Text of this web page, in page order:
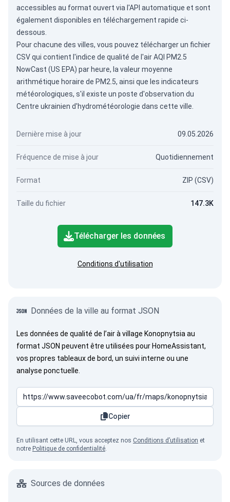
accessibles au format ouvert via l'API automatique et sont
également disponibles en téléchargement rapide ci-
dessous.
Pour chacune des villes, vous pouvez télécharger un fichier
CSV qui contient l'indice de qualité de l'air AQI PM2.5
NowCast (US EPA) par heure, la valeur moyenne
arithmétique horaire de PM2.5, ainsi que les indicateurs
météorologiques, s'il existe un poste d'observation du
Centre ukrainien d'hydrométéorologie dans cette ville.
Dernière mise à jour 09.05.2026
Fréquence de mise à jour Quotidiennement
Format ZIP (CSV)
Taille du fichier 147.3K
Télécharger les données
Conditions d'utilisation
Données de la ville au format JSON
Les données de qualité de l’air à village Konopnytsia au
format JSON peuvent être utilisées pour HomeAssistant,
vos propres tableaux de bord, un suivi interne ou une
analyse ponctuelle.
Copier
En utilisant cette URL, vous acceptez nos Conditions d’utilisation et
notre Politique de confidentialité.
Sources de données